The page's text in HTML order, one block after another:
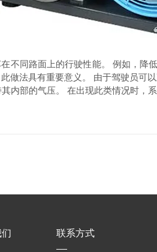
同路面上的行驶性能。 例如，
做法具有重要意义。 由于驾驶员可
部的气压。 在出现此类情况时，
联系方式